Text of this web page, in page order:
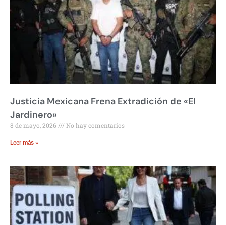
Justicia Mexicana Frena Extradición de «El
Jardinero»
8 de mayo, 2026 No hay comentarios
Leer más »